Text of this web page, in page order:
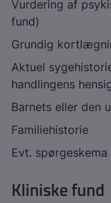
Vurdering af
fund)
Grundig
Aktuel
handlingens
Barnets eller den
Familiehistorie
Evt.
Kliniske fund